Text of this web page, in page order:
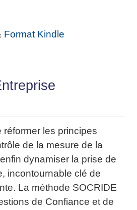
Format Kindle
réformer les principes
de la mesure de la
dynamiser la prise de
incontournable clé de
La méthode SOCRIDE
de Confiance et de